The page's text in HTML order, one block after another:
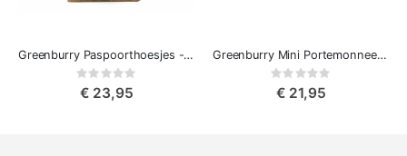
Greenburry Paspoorthoesjes - Vintage Collectie
Rating:
€ 23,95
Greenburry Mini Portemonnee Vintage Lederen
Rating:
€ 21,95